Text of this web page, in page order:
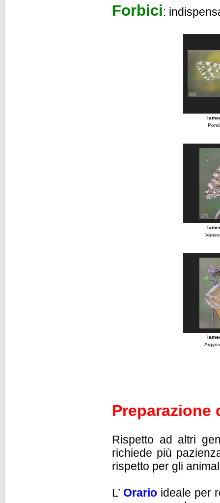
Forbici:
Preparazione
Rispetto ad altri
richiede più
rispetto per gli
L’ Orario ideale per